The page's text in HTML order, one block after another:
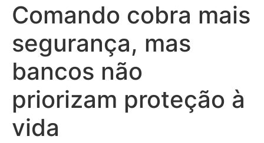
Comando cobra mais
segurança, mas
bancos não
priorizam proteção à
vida